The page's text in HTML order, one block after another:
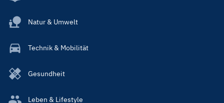
Natur & Umwelt
Technik & Mobilität
Gesundheit
Leben & Lifestyle